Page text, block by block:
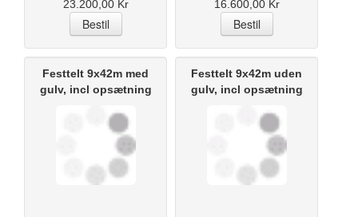
23.200,00 Kr 16.600,00 Kr
Festtelt 9x42m med
gulv, incl opsætning
Festtelt 9x42m uden
gulv, incl opsætning